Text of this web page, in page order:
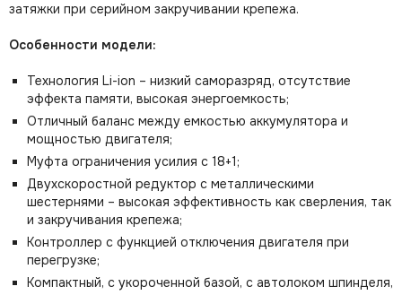
затяжки при серийном закручивании крепежа.
Особенности модели:
Технология Li-ion – низкий саморазряд, отсутствие
эффекта памяти, высокая энергоемкость;
Отличный баланс между емкостью аккумулятора и
мощностью двигателя;
Муфта ограничения усилия с 18+1;
Двухскоростной редуктор с металлическими
шестернями – высокая эффективность как сверления, так
и закручивания крепежа;
Контроллер с функцией отключения двигателя при
перегрузке;
Компактный, с укороченной базой, с автолоком шпинделя,